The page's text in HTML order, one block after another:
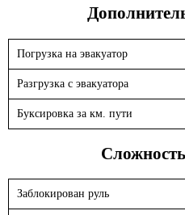
Погрузка на эвакуатор
Разгрузка с эвакуатора
Буксировка за км. пути
Заблокирован руль